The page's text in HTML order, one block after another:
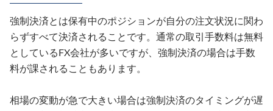
強制決済とは保有中のポジションが自分の注文状況に関わ
らずすべて決済されることです。通常の取引手数料は無料
としているFX会社が多いですが、強制決済の場合は手数
料が課されることもあります。
相場の変動が急で大きい場合は強制決済のタイミングが遅